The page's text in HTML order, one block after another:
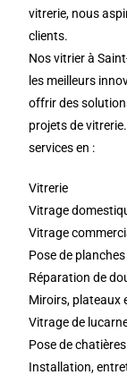
vitrerie, nous
clients.
Nos vitrier à
les meilleurs
offrir des
projets de
services en :
Vitrerie
Vitrage
Vitrage
Pose de
Réparation de
Miroirs, plateaux
Vitrage de
Pose de chatières
Installation,